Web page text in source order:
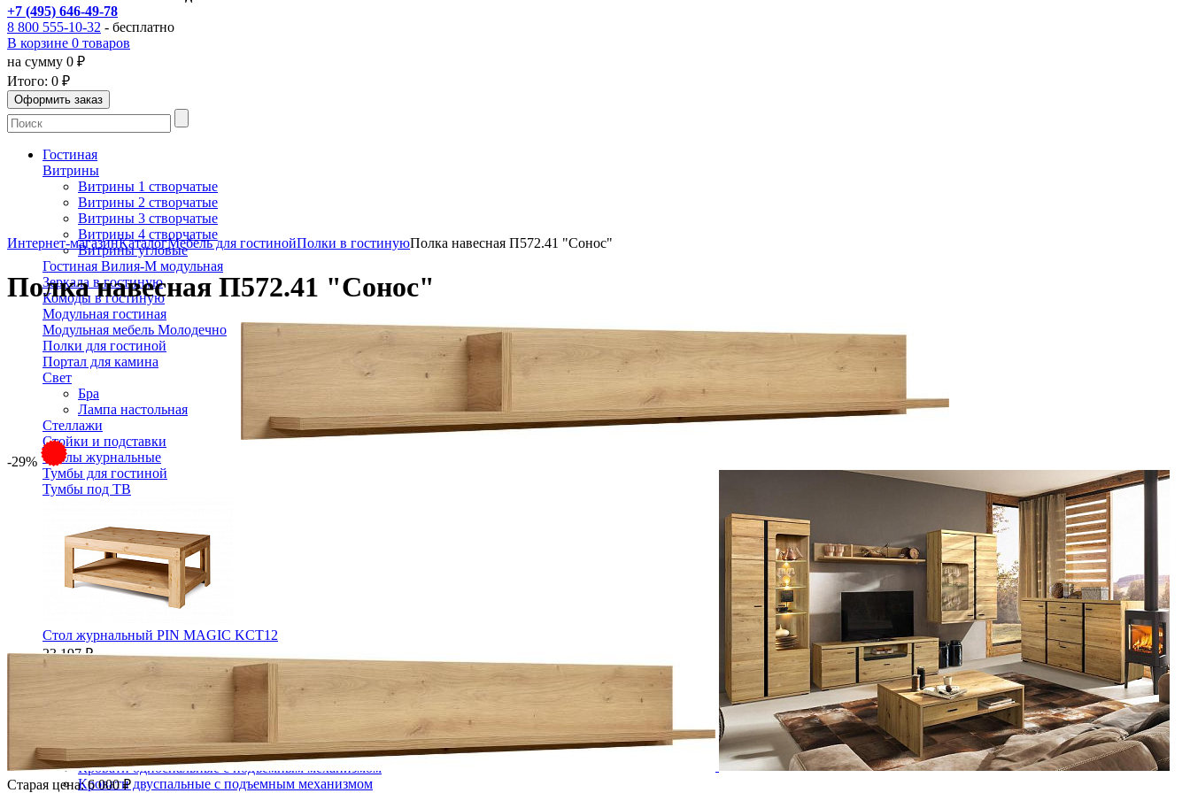
+7 (495) 646-49-78
8 800 555-10-32 - бесплатно
В корзине 0 товаров
на сумму 0 ₽
Итого: 0 ₽
Гостиная
Витрины
Витрины 1 створчатые
Витрины 2 створчатые
Витрины 3 створчатые
Витрины 4 створчатые
Витрины угловые
Гостиная Вилия-М модульная
Зеркала в гостиную
Комоды в гостиную
Модульная гостиная
Модульная мебель Молодечно
Полки для гостиной
Портал для камина
Свет
Бра
Лампа настольная
Стеллажи
Стойки и подставки
Столы журнальные
Тумбы для гостиной
Тумбы под ТВ
Стол журнальный PIN MAGIC KCT12
23 197 ₽
-10%
Деревянные кровати с подъемным механизмом
Кровати односпальные с подъемным механизмом
Кровати двуспальные с подъемным механизмом
Интернет-магазинКаталогМебель для гостинойПолки в гостинуюПолка навесная П572.41 "Сонос"
Полка навесная П572.41 "Сонос"
-29%
Старая цена:6 000 ₽